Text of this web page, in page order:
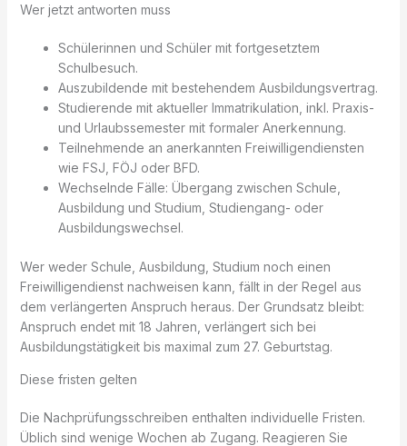
Wer jetzt antworten muss
Schülerinnen und Schüler mit fortgesetztem
Schulbesuch.
Auszubildende mit bestehendem Ausbildungsvertrag.
Studierende mit aktueller Immatrikulation, inkl. Praxis-
und Urlaubssemester mit formaler Anerkennung.
Teilnehmende an anerkannten Freiwilligendiensten
wie FSJ, FÖJ oder BFD.
Wechselnde Fälle: Übergang zwischen Schule,
Ausbildung und Studium, Studiengang- oder
Ausbildungswechsel.
Wer weder Schule, Ausbildung, Studium noch einen
Freiwilligendienst nachweisen kann, fällt in der Regel aus
dem verlängerten Anspruch heraus. Der Grundsatz bleibt:
Anspruch endet mit 18 Jahren, verlängert sich bei
Ausbildungstätigkeit bis maximal zum 27. Geburtstag.
Diese fristen gelten
Die Nachprüfungsschreiben enthalten individuelle Fristen.
Üblich sind wenige Wochen ab Zugang. Reagieren Sie